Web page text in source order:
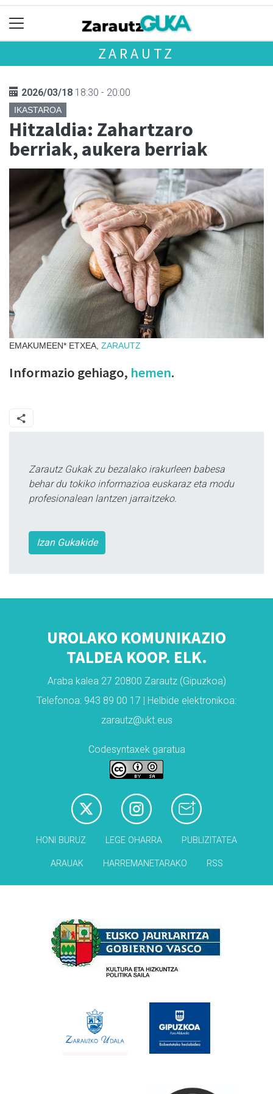
ZARAUTZ
2026/03/18 18:30 - 20:00
IKASTAROA
Hitzaldia: Zahartzaro
berriak, aukera berriak
EMAKUMEEN* ETXEA, ZARAUTZ
Informazio gehiago, hemen.
Zarautz Gukak zu bezalako irakurleen babesa
behar du tokiko informazioa euskaraz eta modu
profesionalean lantzen jarraitzeko.
Izan Gukakide
UROLAKO KOMUNIKAZIO
TALDEA KOOP. ELK.
Araba kalea 27 20800 Zarautz (Gipuzkoa)
Telefonoa: 943 89 00 17 | Helbide elektronikoa:
zarautz@ukt.eus
Codesyntaxek garatua
HONI BURUZ LEGE OHARRA PUBLIZITATEA
ARAUAK HARREMANETARAKO RSS